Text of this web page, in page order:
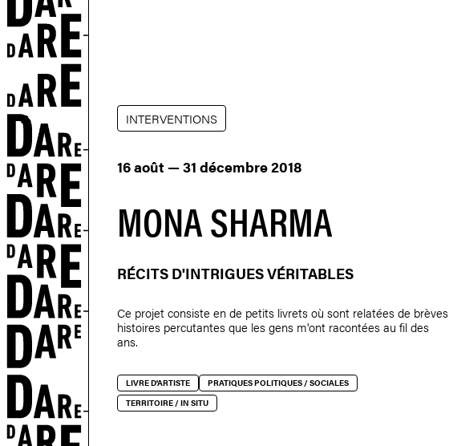
INTERVENTIONS
16 août — 31 décembre 2018
MONA SHARMA
RÉCITS D'INTRIGUES VÉRITABLES
Ce projet consiste en de petits livrets où sont relatées de brèves
histoires percutantes que les gens m'ont racontées au fil des
ans.
LIVRE D'ARTISTE
PRATIQUES POLITIQUES / SOCIALES
TERRITOIRE / IN SITU